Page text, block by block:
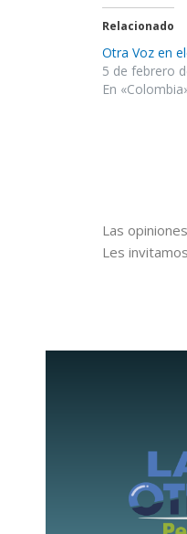
Relacionado
Otra Voz en
5 de febrero
En
Las
Les